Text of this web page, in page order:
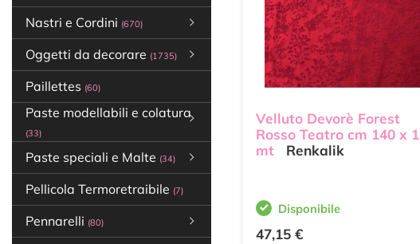
Nastri e Cordini (670)
Oggetti da decorare (1735)
Paillettes (60)
Paste modellabili e colatura
(33)
Paste speciali e Malte (34)
Pellicola Termoretraibile (7)
Pennarelli (80)
Velluto Devorè Forest
Rosso Teatro cm 140 x 1
mt
Renkalik
Disponibile
47,15 €